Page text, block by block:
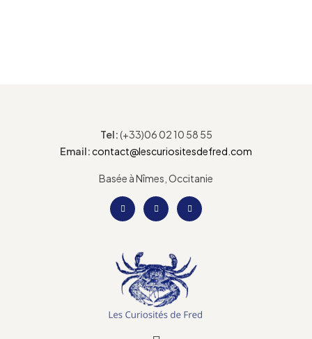
Tel:(+33)06 02 10 58 55
Email:contact@lescuriositesdefred.com
Basée à Nîmes, Occitanie